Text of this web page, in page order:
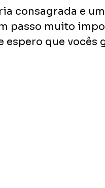
consagrada e
passo muito
espero que vocês